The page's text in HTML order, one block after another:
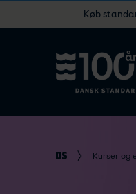
Køb
Kurser og